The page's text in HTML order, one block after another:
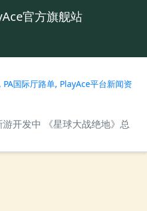
官方旗舰站
国际厅路单, PlayAce平台新闻资
游开发中 《星球大战绝地》总